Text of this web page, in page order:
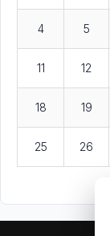
4 5
11 12
18 19
25 26